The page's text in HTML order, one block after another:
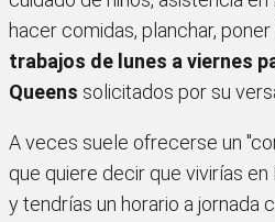
hacer comidas, planchar,
trabajos de lunes a viernes
Queens solicitados por su
A veces suele ofrecerse un
que quiere decir que vivirías
y tendrías un horario a jornada